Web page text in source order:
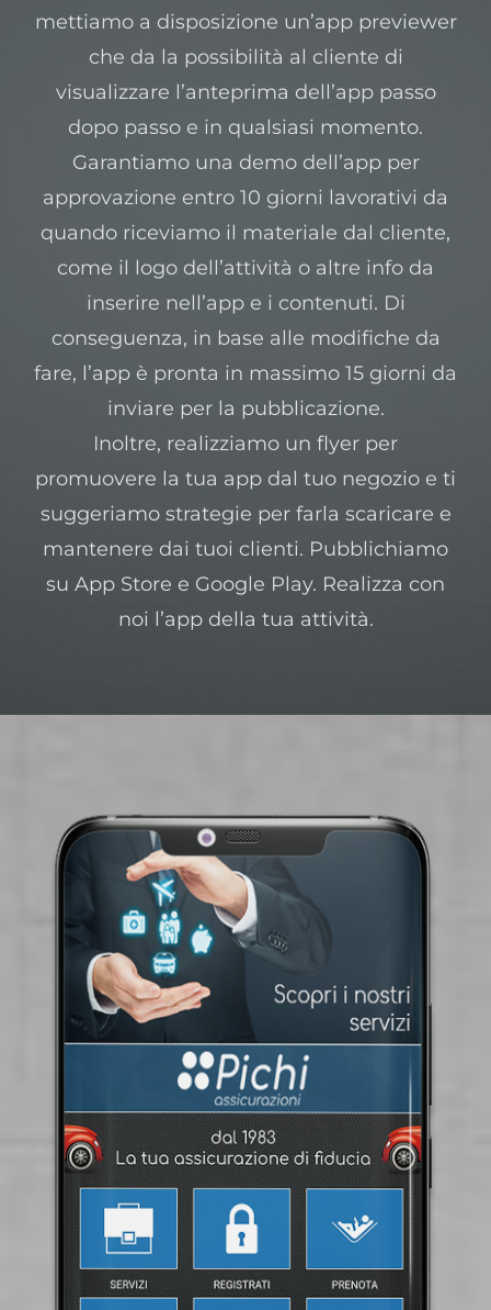
mettiamo a disposizione un’app previewer
che da la possibilità al cliente di
visualizzare l’anteprima dell’app passo
dopo passo e in qualsiasi momento.
Garantiamo una demo dell’app per
approvazione entro 10 giorni lavorativi da
quando riceviamo il materiale dal cliente,
come il logo dell’attività o altre info da
inserire nell’app e i contenuti. Di
conseguenza, in base alle modifiche da
fare, l’app è pronta in massimo 15 giorni da
inviare per la pubblicazione.
Inoltre, realizziamo un flyer per
promuovere la tua app dal tuo negozio e ti
suggeriamo strategie per farla scaricare e
mantenere dai tuoi clienti. Pubblichiamo
su App Store e Google Play. Realizza con
noi l’app della tua attività.